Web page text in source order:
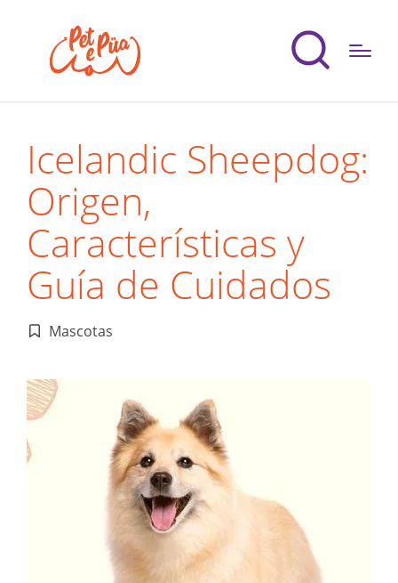
Icelandic Sheepdog:
Origen,
Características y
Guía de Cuidados
Publicado
Mascotas